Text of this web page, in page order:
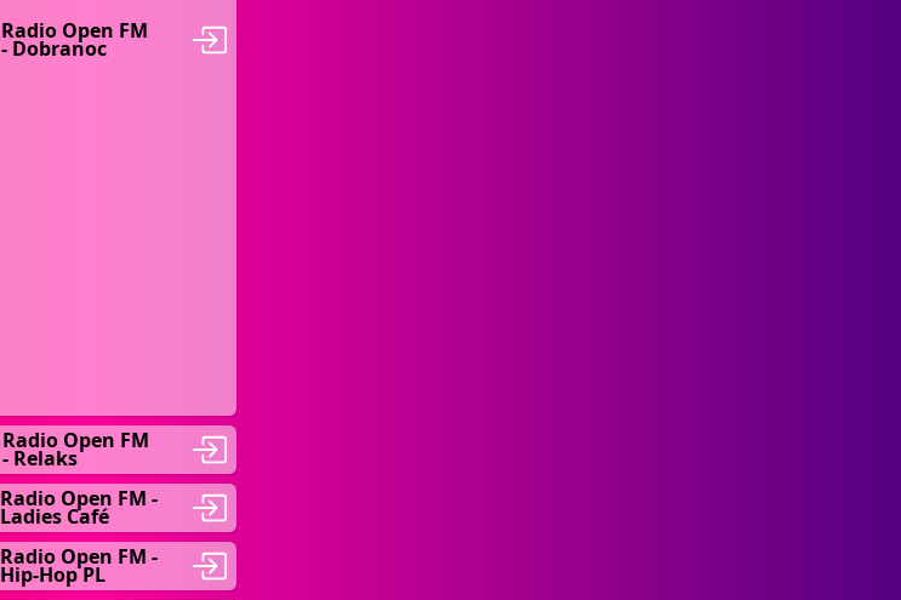
Radio Open FM
- Dobranoc
Radio Open FM
- Relaks
Radio Open FM -
Ladies Café
Radio Open FM -
Hip-Hop PL